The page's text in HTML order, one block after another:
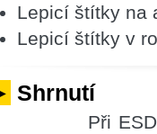
Lepicí štítky na
Lepicí štítky v
Shrnutí
Při